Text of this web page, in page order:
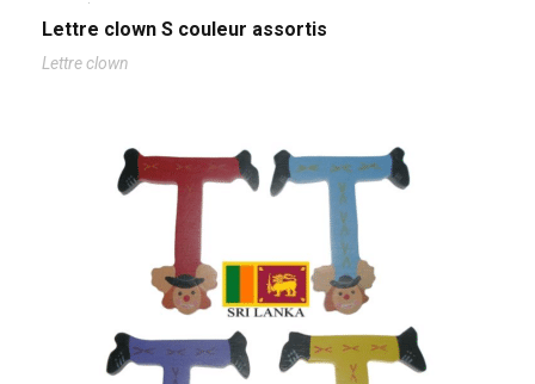
Lettre clown S couleur assortis
Lettre clown